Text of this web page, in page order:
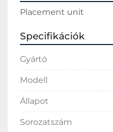
Placement unit
Specifikációk
Gyártó
Modell
Állapot
Sorozatszám